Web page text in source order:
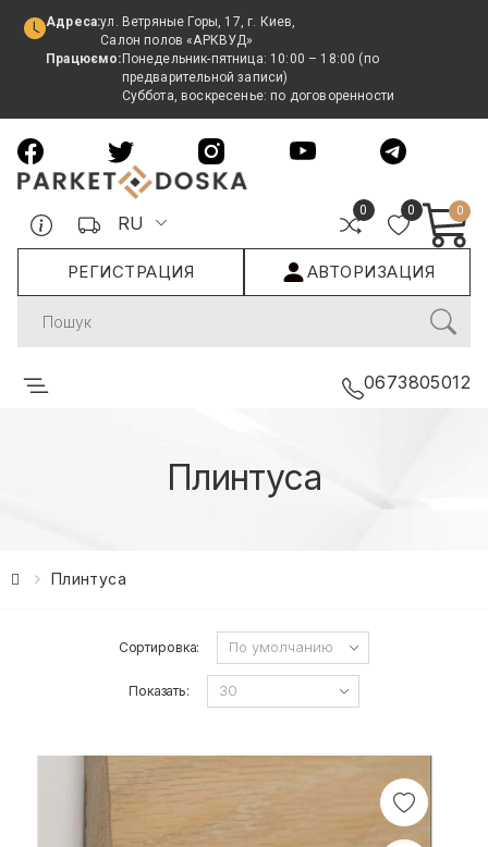
Адреса:ул. Ветряные Горы, 17, г. Киев,
Салон полов «АРКВУД»
Працюємо: Понедельник-пятница: 10:00 – 18:00 (по
предварительной записи)
Суббота, воскресенье: по договоренности
RU
0 0 0
РЕГИСТРАЦИЯ АВТОРИЗАЦИЯ
Search
0673805012
Плинтуса
Плинтуса
Сортировка:
Показать: